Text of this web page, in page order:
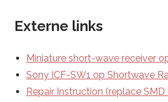
Externe links
Miniature short-wave receiver
Sony ICF-SW1 op Shortwave
Repair Instruction (replace